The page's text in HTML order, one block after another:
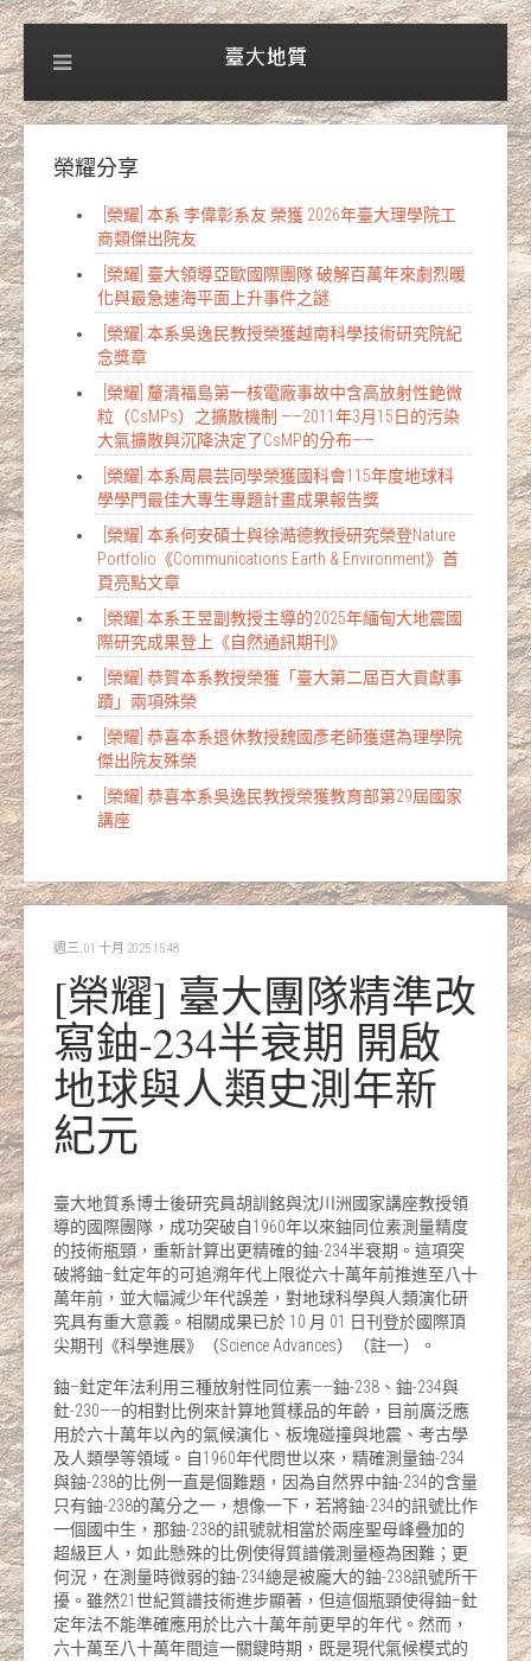
榮耀分享
[榮耀] 本系 李偉彰系友 榮獲 2026年臺大理學院工
商類傑出院友
[榮耀] 臺大領導亞歐國際團隊 破解百萬年來劇烈暖
化與最急速海平面上升事件之謎
[榮耀] 本系吳逸民教授榮獲越南科學技術研究院紀
念獎章
[榮耀] 釐清福島第一核電廠事故中含高放射性銫微
粒（CsMPs）之擴散機制 ——2011年3月15日的污染
大氣擴散與沉降決定了CsMP的分布——
[榮耀] 本系周晨芸同學榮獲國科會115年度地球科
學學門最佳大專生專題計畫成果報告獎
[榮耀] 本系何安碩士與徐澔德教授研究榮登Nature
Portfolio《Communications Earth & Environment》首
頁亮點文章
[榮耀] 本系王昱副教授主導的2025年緬甸大地震國
際研究成果登上《自然通訊期刊》
[榮耀] 恭賀本系教授榮獲「臺大第二屆百大貢獻事
蹟」兩項殊榮
[榮耀] 恭喜本系退休教授魏國彥老師獲選為理學院
傑出院友殊榮
[榮耀] 恭喜本系吳逸民教授榮獲教育部第29屆國家
講座
週三, 01 十月 2025 15:48
[榮耀] 臺大團隊精準改
寫鈾-234半衰期 開啟
地球與人類史測年新
紀元
臺大地質系博士後研究員胡訓銘與沈川洲國家講座教授領
導的國際團隊，成功突破自1960年以來鈾同位素測量精度
的技術瓶頸，重新計算出更精確的鈾-234半衰期。這項突
破將鈾–釷定年的可追溯年代上限從六十萬年前推進至八十
萬年前，並大幅減少年代誤差，對地球科學與人類演化研
究具有重大意義。相關成果已於 10 月 01 日刊登於國際頂
尖期刊《科學進展》（Science Advances）（註一）。
鈾–釷定年法利用三種放射性同位素——鈾-238、鈾-234與
釷-230——的相對比例來計算地質樣品的年齡，目前廣泛應
用於六十萬年以內的氣候演化、板塊碰撞與地震、考古學
及人類學等領域。自1960年代問世以來，精確測量鈾-234
與鈾-238的比例一直是個難題，因為自然界中鈾-234的含量
只有鈾-238的萬分之一，想像一下，若將鈾-234的訊號比作
一個國中生，那鈾-238的訊號就相當於兩座聖母峰疊加的
超級巨人，如此懸殊的比例使得質譜儀測量極為困難；更
何況，在測量時微弱的鈾-234總是被龐大的鈾-238訊號所干
擾。雖然21世紀質譜技術進步顯著，但這個瓶頸使得鈾–釷
定年法不能準確應用於比六十萬年前更早的年代。然而，
六十萬至八十萬年間這一關鍵時期，既是現代氣候模式的